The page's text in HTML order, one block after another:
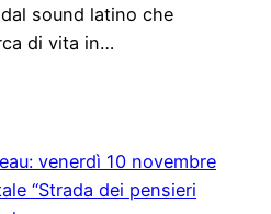
dal sound latino che
di vita in…